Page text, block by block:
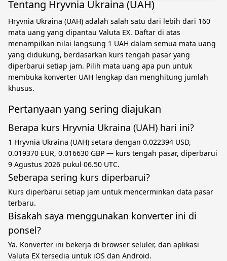
Tentang Hryvnia Ukraina (UAH)
Hryvnia Ukraina (UAH) adalah salah satu dari lebih dari 160
mata uang yang dipantau Valuta EX. Daftar di atas
menampilkan nilai langsung 1 UAH dalam semua mata uang
yang didukung, berdasarkan kurs tengah pasar yang
diperbarui setiap jam. Pilih mata uang apa pun untuk
membuka konverter UAH lengkap dan menghitung jumlah
khusus.
Pertanyaan yang sering diajukan
Berapa kurs Hryvnia Ukraina (UAH) hari ini?
1 Hryvnia Ukraina (UAH) setara dengan 0.022394 USD,
0.019370 EUR, 0.016630 GBP — kurs tengah pasar, diperbarui
9 Agustus 2026 pukul 06.50 UTC.
Seberapa sering kurs diperbarui?
Kurs diperbarui setiap jam untuk mencerminkan data pasar
terbaru.
Bisakah saya menggunakan konverter ini di
ponsel?
Ya. Konverter ini bekerja di browser seluler, dan aplikasi
Valuta EX tersedia untuk iOS dan Android.